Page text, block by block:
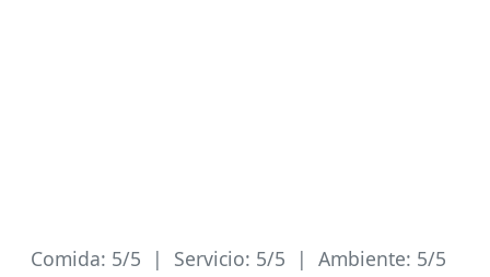
Comida: 5/5 | Servicio: 5/5 | Ambiente: 5/5